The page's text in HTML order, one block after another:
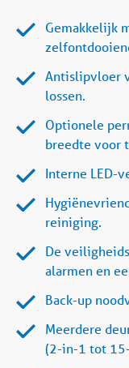
Gemakkelijk
Antislipvloer
lossen.
Optionele
breedte voor
Interne LED-
reiniging.
De
alarmen en
Back-up
Meerdere
(2-in-1 tot